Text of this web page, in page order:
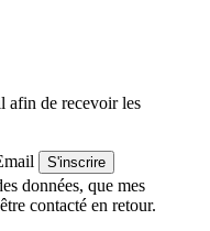
afin de recevoir les
S'inscrire
données, que mes
contacté en retour.